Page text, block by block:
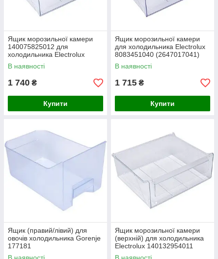
Ящик морозильної камери
140075825012 для
холодильника Electrolux
В наявності
1 740 ₴
Купити
Ящик морозильної камери
для холодильника Electrolux
8083451040 (2647017041)
В наявності
1 715 ₴
Купити
Ящик (правий/лівий) для
овочів холодильника Gorenje
177181
Ящик морозильної камери
(верхній) для холодильника
Electrolux 140132954011